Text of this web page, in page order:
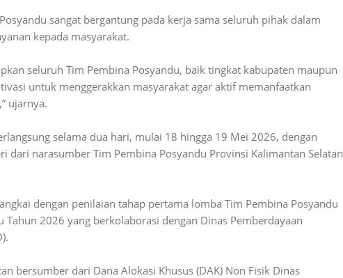
sangat bergantung pada kerja sama seluruh pihak dalam
kepada masyarakat.
seluruh Tim Pembina Posyandu, baik tingkat kabupaten maupun
untuk menggerakkan masyarakat agar aktif memanfaatkan
ujarnya.
selama dua hari, mulai 18 hingga 19 Mei 2026, dengan
dari narasumber Tim Pembina Posyandu Provinsi Kalimantan Selatan
dengan penilaian tahap pertama lomba Tim Pembina Posyandu
Tahun 2026 yang berkolaborasi dengan Dinas Pemberdayaan
bersumber dari Dana Alokasi Khusus (DAK) Non Fisik Dinas